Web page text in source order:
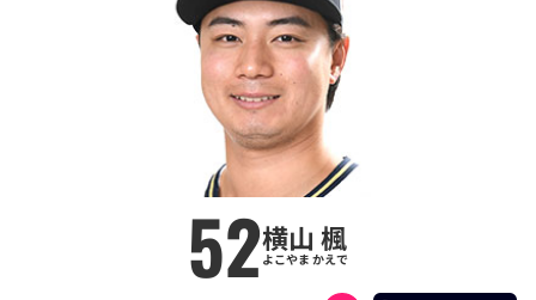
52横山 楓
よこやま かえで